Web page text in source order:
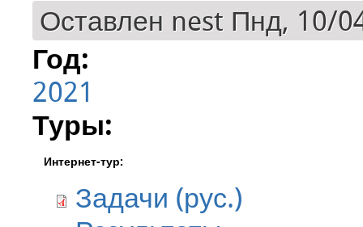
Оставлен nest Пнд, 10/
Год:
2021
Туры:
Интернет-тур:
Задачи (рус.)